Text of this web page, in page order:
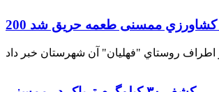
كشاورزي ممسنی طعمه حریق شد